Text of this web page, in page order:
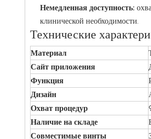
Немедленная доступность:
клинической необходимости.
Технические
Материал
Сайт приложения
Функция
Дизайн
Охват процедур
Наличие на складе
Совместимые винты